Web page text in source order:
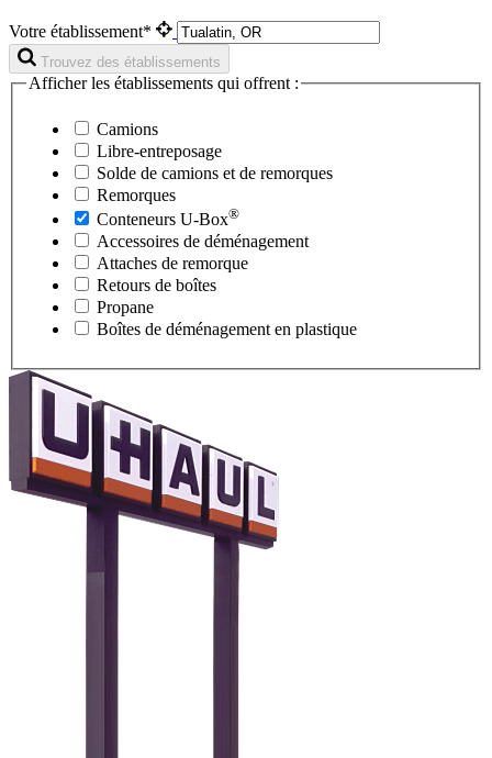
Votre établissement*
Trouvez des établissements
Afficher les établissements qui offrent :
Camions
Libre-entreposage
Solde de camions et de remorques
Remorques
Conteneurs U-Box®
Accessoires de déménagement
Attaches de remorque
Retours de boîtes
Propane
Boîtes de déménagement en plastique